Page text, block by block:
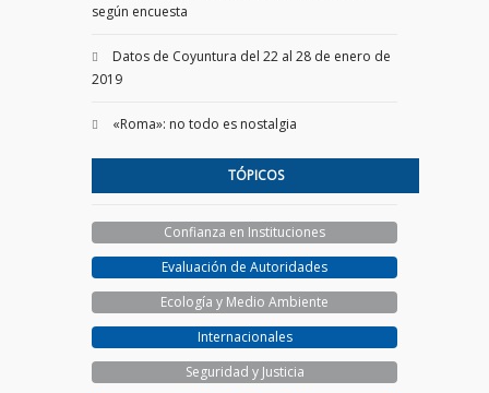
según encuesta
Datos de Coyuntura del 22 al 28 de enero de
2019
«Roma»: no todo es nostalgia
TÓPICOS
Confianza en Instituciones
Evaluación de Autoridades
Ecología y Medio Ambiente
Internacionales
Seguridad y Justicia